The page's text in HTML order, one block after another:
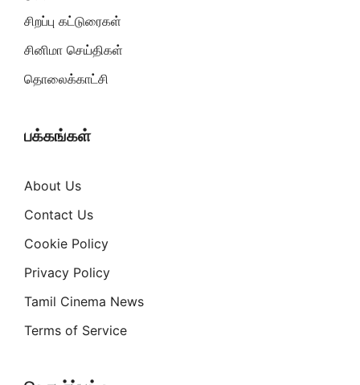
சிறப்பு கட்டுரைகள்
சினிமா செய்திகள்
தொலைக்காட்சி
பக்கங்கள்
About Us
Contact Us
Cookie Policy
Privacy Policy
Tamil Cinema News
Terms of Service